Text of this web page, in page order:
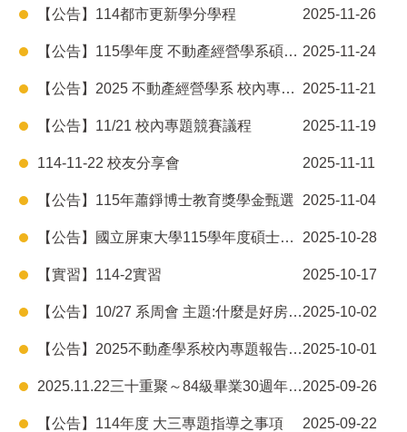
【公告】114都市更新學分學程 2025-11-26
【公告】115學年度 不動產經營學系碩士班招生 2025-11-24
【公告】2025 不動產經營學系 校內專題競賽－成績公布 2025-11-21
【公告】11/21 校內專題競賽議程 2025-11-19
114-11-22 校友分享會 2025-11-11
【公告】115年蕭錚博士教育獎學金甄選 2025-11-04
【公告】國立屏東大學115學年度碩士班甄試 不動產經營學系面試公告 2025-10-28
【實習】114-2實習 2025-10-17
【公告】10/27 系周會 主題:什麼是好房子? -自住與投資分析2025-10-02
【公告】2025不動產學系校內專題報告相關公告2025-10-01
2025.11.22三十重聚～84級畢業30週年校友返校2025-09-26
【公告】114年度 大三專題指導之事項 2025-09-22